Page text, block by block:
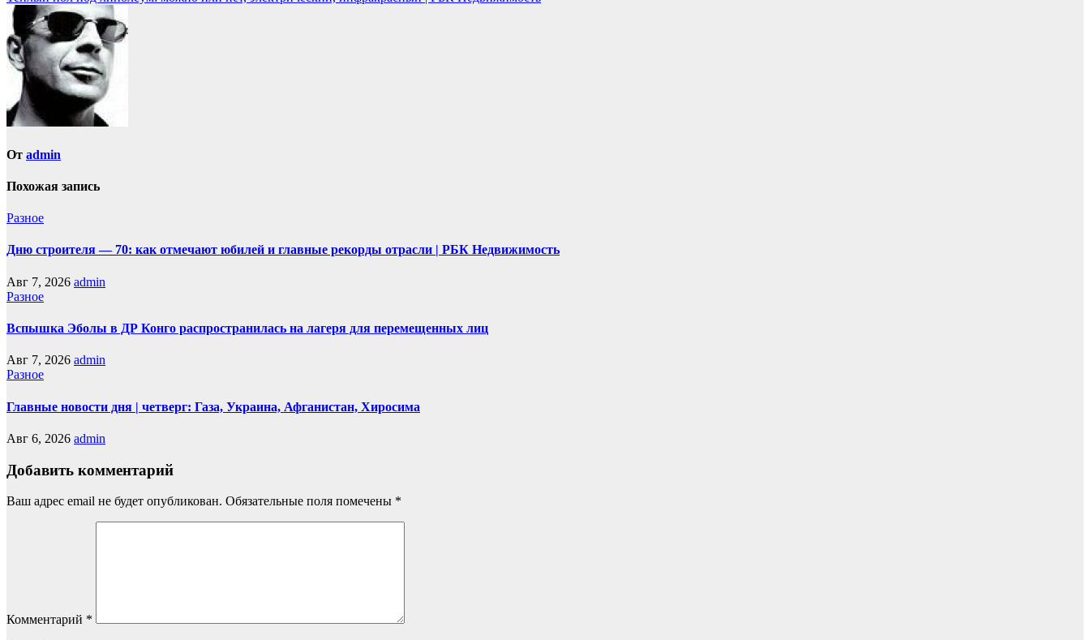
по
записям
От admin
Похожая запись
Разное
Дню строителя — 70: как отмечают юбилей и главные рекорды отрасли | РБК Недвижимость
Авг 7, 2026 admin
Разное
Вспышка Эболы в ДР Конго распространилась на лагеря для перемещенных лиц
Авг 7, 2026 admin
Разное
Главные новости дня | четверг: Газа, Украина, Афганистан, Хиросима
Авг 6, 2026 admin
Добавить комментарий
Ваш адрес email не будет опубликован. Обязательные поля помечены *
Комментарий *